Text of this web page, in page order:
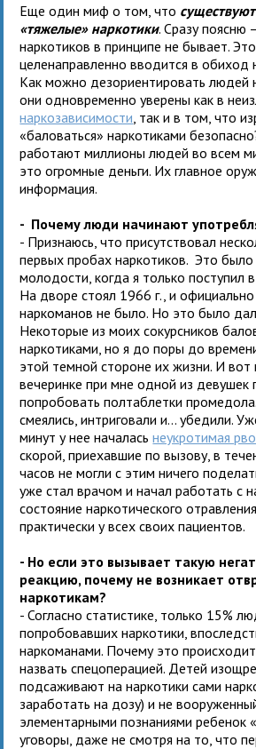
Еще один миф о том, что
«тяжелые» наркотики. Сразу поясню
наркотиков в принципе не бывает.
целенаправленно вводится в обиход
Как можно дезориентировать людей
они одновременно уверены как в
наркозависимости , так и в том, что
«баловаться» наркотиками
работают миллионы людей во всем
это огромные деньги. Их главное
информация.
- Почему люди начинают
- Признаюсь, что присутствовал
первых пробах наркотиков. Это
молодости, когда я только поступил
На дворе стоял 1966 г., и официально
наркоманов не было. Но это было
Некоторые из моих сокурсников
наркотиками, но я до поры до
этой темной стороне их жизни. И вот
вечеринке при мне одной из девушек
попробовать полтаблетки промедола.
смеялись, интриговали и… убедили.
минут у нее началасьнеукротимая
скорой, приехавшие по вызову, в
часов не могли с этим ничего
уже стал врачом и начал работать с
состояние наркотического
практически у всех своих пациентов.
- Но если это вызывает такую
реакцию, почему не возникает
наркотикам?
- Согласно статистике, только 15%
попробовавших наркотики,
наркоманами. Почему это
назвать спецоперацией. Детей
подсаживают на наркотики сами
заработать на дозу) и не
элементарными познаниями ребенок
уговоры, даже не смотря на то, что